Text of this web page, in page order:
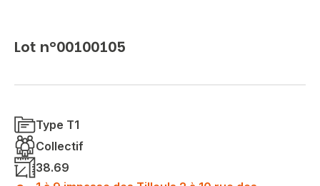
Lot n°00100105
Type T1
Collectif
38.69